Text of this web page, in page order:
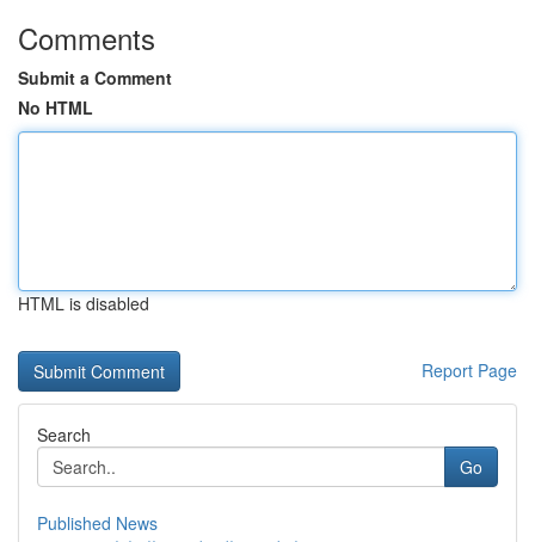
Comments
Submit a Comment
No HTML
HTML is disabled
Report Page
Search
Go
Published News